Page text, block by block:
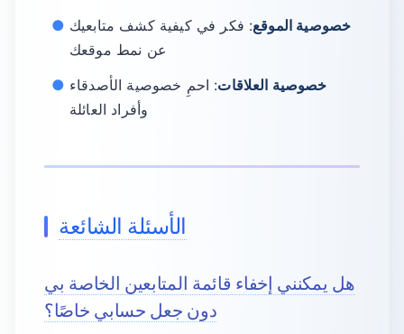
خصوصية الموقع: فكر في كيفية كشف متابعيك
عن نمط موقعك
خصوصية العلاقات: احمِ خصوصية الأصدقاء
وأفراد العائلة
الأسئلة الشائعة
هل يمكنني إخفاء قائمة المتابعين الخاصة بي
دون جعل حسابي خاصًا؟